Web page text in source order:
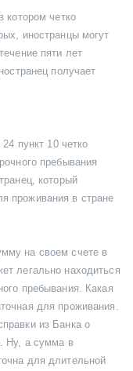
котором четко
иностранцы могут
пяти лет
получает
пункт 10 четко
пребывания
который
проживания в стране
на своем счете в
легально находиться
пребывания. Какая
для проживания.
из Банка о
Ну, а сумма в
для длительной